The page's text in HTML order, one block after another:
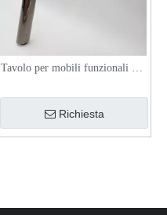
Tavolo per mobili funzionali per
moderno per mobili per la casa
in metallo
Richiesta